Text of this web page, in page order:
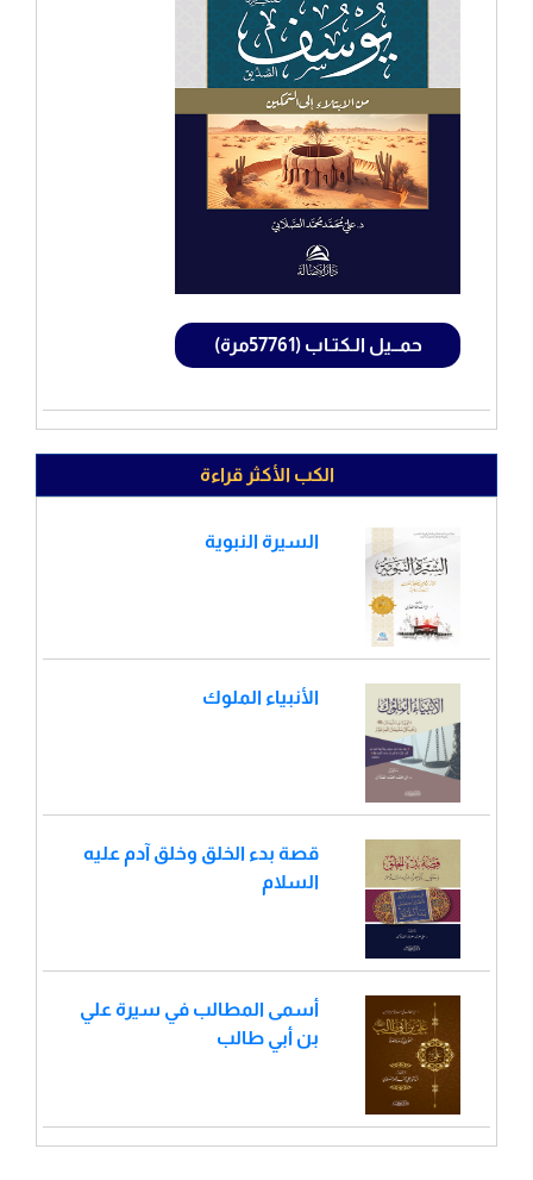
حمــيل الـكتـاب (57761مرة)
الكب الأكثر قراءة
السيرة النبوية
الأنبياء الملوك
قصة بدء الخلق وخلق آدم عليه
السلام
أسمى المطالب في سيرة علي
بن أبي طالب